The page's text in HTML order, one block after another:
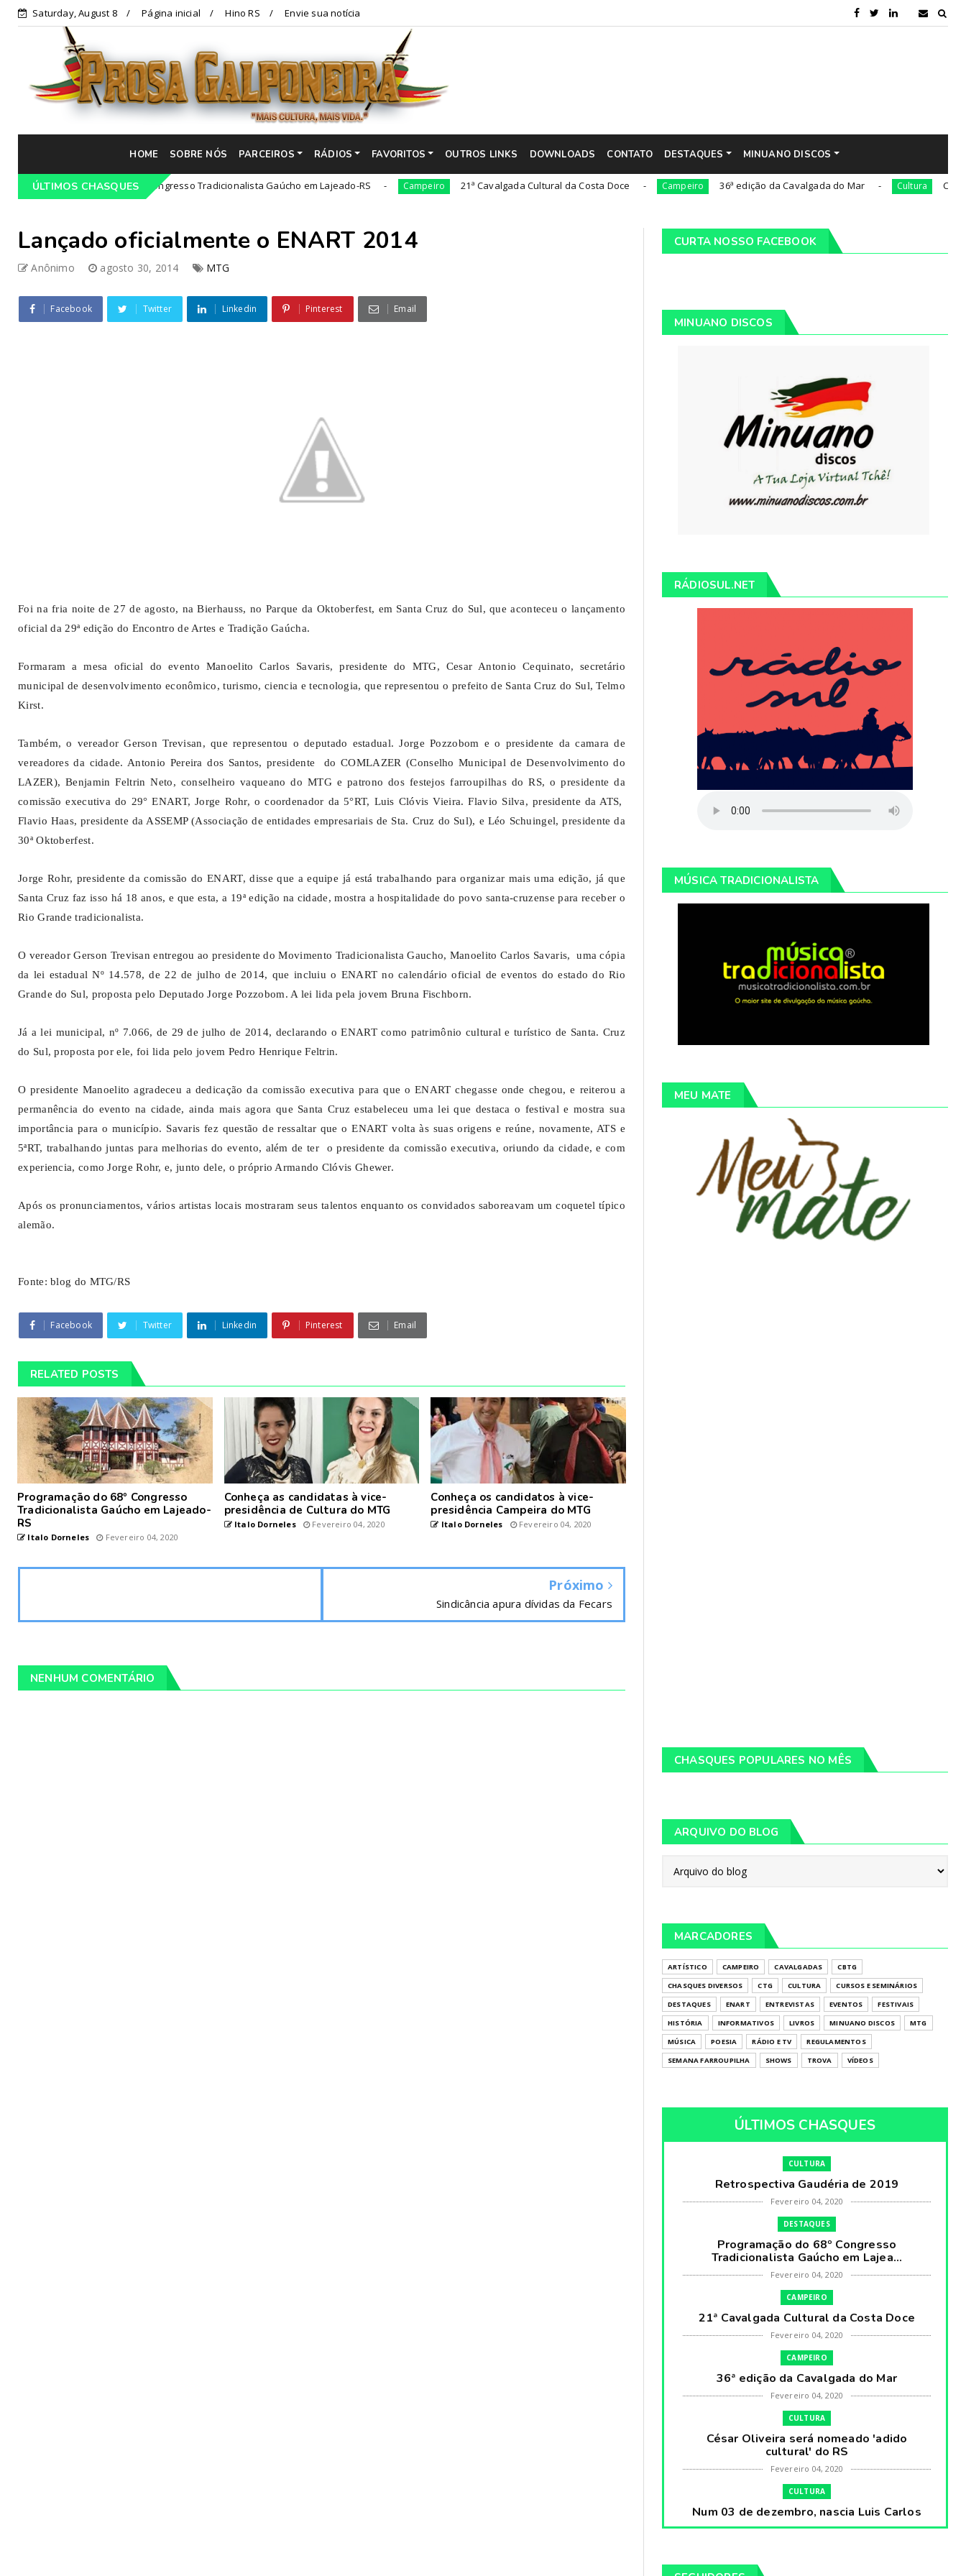
Saturday, August 8 Página inicial Hino RS Envie sua notícia
HOME SOBRE NÓS PARCEIROS RÁDIOS FAVORITOS OUTROS LINKS DOWNLOADS CONTATO DESTAQUES MINUANO DISCOS
ÚLTIMOS CHASQUES
Programação do 68º Congresso Tradicionalista Gaúcho em Lajeado-RS Campeiro 21ª Cavalgada Cultural da Costa Doce Campeiro 36ª edição da Cavalgada do Mar Cultura César Oliveira
Lançado oficialmente o ENART 2014
Anônimo agosto 30, 2014 MTG
Facebook Twitter Linkedin Pinterest Email
Foi na fria noite de 27 de agosto, na Bierhauss, no Parque da Oktoberfest, em Santa Cruz do Sul, que aconteceu o lançamento
oficial da 29ª edição do Encontro de Artes e Tradição Gaúcha.
Formaram a mesa oficial do evento Manoelito Carlos Savaris, presidente do MTG, Cesar Antonio Cequinato, secretário
municipal de desenvolvimento econômico, turismo, ciencia e tecnologia, que representou o prefeito de Santa Cruz do Sul, Telmo
Kirst.
Também, o vereador Gerson Trevisan, que representou o deputado estadual. Jorge Pozzobom e o presidente da camara de
vereadores da cidade. Antonio Pereira dos Santos, presidente do COMLAZER (Conselho Municipal de Desenvolvimento do
LAZER), Benjamin Feltrin Neto, conselheiro vaqueano do MTG e patrono dos festejos farroupilhas do RS, o presidente da
comissão executiva do 29° ENART, Jorge Rohr, o coordenador da 5°RT, Luis Clóvis Vieira. Flavio Silva, presidente da ATS,
Flavio Haas, presidente da ASSEMP (Associação de entidades empresariais de Sta. Cruz do Sul), e Léo Schuingel, presidente da
30ª Oktoberfest.
Jorge Rohr, presidente da comissão do ENART, disse que a equipe já está trabalhando para organizar mais uma edição, já que
Santa Cruz faz isso há 18 anos, e que esta, a 19ª edição na cidade, mostra a hospitalidade do povo santa-cruzense para receber o
Rio Grande tradicionalista.
O vereador Gerson Trevisan entregou ao presidente do Movimento Tradicionalista Gaucho, Manoelito Carlos Savaris, uma cópia
da lei estadual Nº 14.578, de 22 de julho de 2014, que incluiu o ENART no calendário oficial de eventos do estado do Rio
Grande do Sul, proposta pelo Deputado Jorge Pozzobom. A lei lida pela jovem Bruna Fischborn.
Já a lei municipal, nº 7.066, de 29 de julho de 2014, declarando o ENART como patrimônio cultural e turístico de Santa. Cruz
do Sul, proposta por ele, foi lida pelo jovem Pedro Henrique Feltrin.
O presidente Manoelito agradeceu a dedicação da comissão executiva para que o ENART chegasse onde chegou, e reiterou a
permanência do evento na cidade, ainda mais agora que Santa Cruz estabeleceu uma lei que destaca o festival e mostra sua
importância para o município. Savaris fez questão de ressaltar que o ENART volta às suas origens e reúne, novamente, ATS e
5ªRT, trabalhando juntas para melhorias do evento, além de ter o presidente da comissão executiva, oriundo da cidade, e com
experiencia, como Jorge Rohr, e, junto dele, o próprio Armando Clóvis Ghewer.
Após os pronunciamentos, vários artistas locais mostraram seus talentos enquanto os convidados saboreavam um coquetel típico
alemão.
Fonte: blog do MTG/RS
Facebook Twitter Linkedin Pinterest Email
RELATED POSTS
Programação do 68º Congresso
Tradicionalista Gaúcho em Lajeado-
RS
Italo Dorneles Fevereiro 04, 2020
Conheça as candidatas à vice-
presidência de Cultura do MTG
Italo Dorneles Fevereiro 04, 2020
Conheça os candidatos à vice-
presidência Campeira do MTG
Italo Dorneles Fevereiro 04, 2020
Próximo
Sindicância apura dívidas da Fecars
NENHUM COMENTÁRIO
CURTA NOSSO FACEBOOK
MINUANO DISCOS
RÁDIOSUL.NET
MÚSICA TRADICIONALISTA
MEU MATE
CHASQUES POPULARES NO MÊS
ARQUIVO DO BLOG
MARCADORES
ARTÍSTICO CAMPEIRO CAVALGADAS
CBTG
CHASQUES DIVERSOS
CTG CULTURA
CURSOS E SEMINÁRIOS
DESTAQUES
ENART ENTREVISTAS EVENTOS
FESTIVAIS
HISTÓRIA
INFORMATIVOS LIVROS MINUANO DISCOS
MTG
MÚSICA
POESIA RÁDIO E TV
REGULAMENTOS
SEMANA FARROUPILHA
SHOWS TROVA VÍDEOS
ÚLTIMOS CHASQUES
CULTURA
Retrospectiva Gaudéria de 2019
Fevereiro 04, 2020
DESTAQUES
Programação do 68º Congresso
Tradicionalista Gaúcho em Lajea...
Fevereiro 04, 2020
CAMPEIRO
21ª Cavalgada Cultural da Costa Doce
Fevereiro 04, 2020
CAMPEIRO
36ª edição da Cavalgada do Mar
Fevereiro 04, 2020
CULTURA
César Oliveira será nomeado 'adido
cultural' do RS
Fevereiro 04, 2020
CULTURA
Num 03 de dezembro, nascia Luis Carlos
Prestes, o Cavaleiro ...